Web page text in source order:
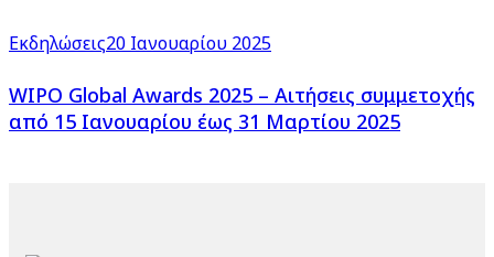
Εκδηλώσεις20 Ιανουαρίου 2025
WIPO Global Awards 2025 – Αιτήσεις συμμετοχής
από 15 Ιανουαρίου έως 31 Μαρτίου 2025